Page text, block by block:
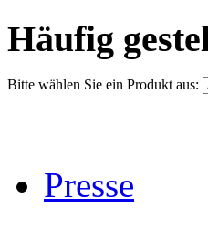
Häufig
Bitte wählen Sie ein Produkt aus:
Presse